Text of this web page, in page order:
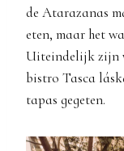
de Atarazanas
eten, maar het
Uiteindelijk zijn
bistro Tasca
tapas gegeten.